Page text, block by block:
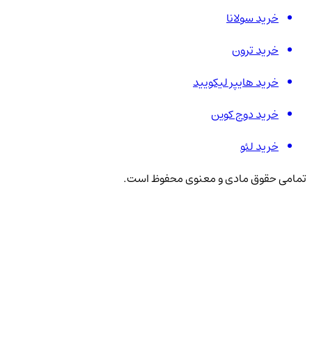
خرید سولانا
خرید ترون
خرید هایپر لیکویید
خرید دوج کوین
خرید لئو
تمامی حقوق مادی و معنوی محفوظ است.